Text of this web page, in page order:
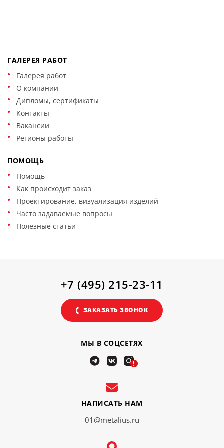
ГАЛЕРЕЯ РАБОТ
Галерея работ
О компании
Дипломы, сертификаты
Контакты
Вакансии
Регионы работы
ПОМОЩЬ
Помощь
Как происходит заказ
Проектирование, визуализация изделий
Часто задаваемые вопросы
Полезные статьи
НАПИСАТЬ НАМ
01@metalius.ru
МЫ В СОЦСЕТЯХ
!
+7 (495) 215-23-11
ЗАКАЗАТЬ ЗВОНОК